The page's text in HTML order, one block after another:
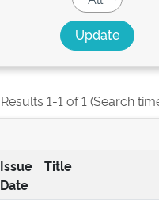
Results 1-1 of 1 (Search
Issue
Date
Title